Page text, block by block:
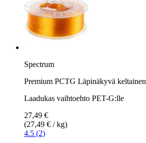
Spectrum
Premium PCTG Läpinäkyvä keltainen
Laadukas vaihtoehto PET-G:lle
27,49 €
(27,49 € / kg)
4.5 (2)